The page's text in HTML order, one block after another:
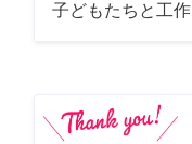
子どもたちと工作